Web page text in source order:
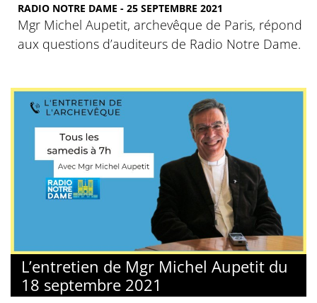
RADIO NOTRE DAME - 25 SEPTEMBRE 2021
Mgr Michel Aupetit, archevêque de Paris, répond
aux questions d’auditeurs de Radio Notre Dame.
L’entretien de Mgr Michel Aupetit du
18 septembre 2021